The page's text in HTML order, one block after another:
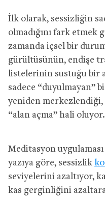
İlk olarak, sessizliğin
olmadığını fark etmek
zamanda içsel bir
gürültüsünün, endişe
listelerinin sustuğu bir
sadece “duyulmayan”
yeniden
“alan açma” hali oluyor.
Meditasyon
yazıya göre, sessizlik
seviyelerini azaltıyor,
kas gerginliğini